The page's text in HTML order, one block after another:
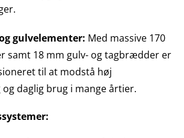
gulvelementer: Med massive 170
samt 18 mm gulv- og tagbrædder er
til at modstå høj
daglig brug i mange årtier.